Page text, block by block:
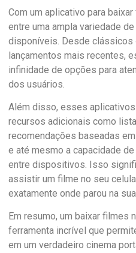
Com um aplicativo para
entre uma ampla variedade
disponíveis. Desde clássicos
lançamentos mais recentes,
infinidade de opções para
dos usuários.
Além disso, esses
recursos adicionais como
recomendações baseadas
e até mesmo a capacidade
entre dispositivos. Isso
assistir um filme no seu
exatamente onde parou na
Em resumo, um baixar filmes
ferramenta incrível que
em um verdadeiro cinema